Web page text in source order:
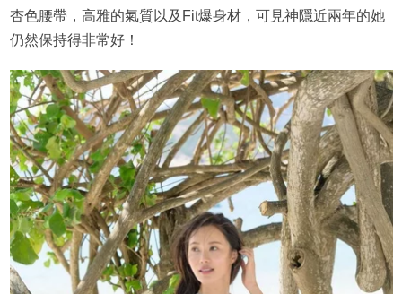
杏色腰帶，高雅的氣質以及Fit爆身材，可見神隱近兩年的她
仍然保持得非常好！